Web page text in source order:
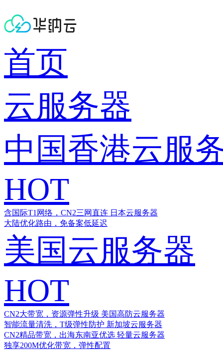
首页
云服务器
中国香港云服
HOT
含国际T1网络，CN2三网直连 日本云服务器
大陆优化路由，免备案低延迟
美国云服务器
HOT
CN2大带宽，资源弹性升级 美国高防云服务器
智能流量清洗，T级弹性防护 新加坡云服务器
CN2精品带宽，出海东南亚优选 轻量云服务器
独享200M优化带宽，弹性配置